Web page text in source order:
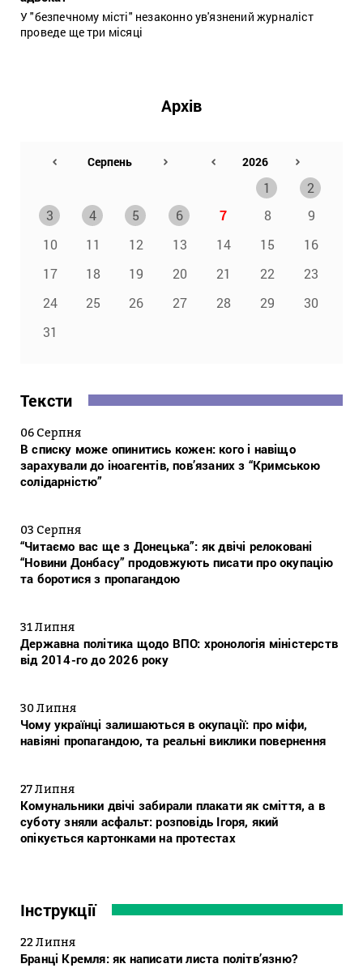
У "безпечному місті" незаконно ув'язнений журналіст
проведе ще три місяці
Архів
1
2
3
4 5 6 7 8
9
10
11 12 13 14 15
16
17
18 19 20 21 22
23
24
25 26 27 28 29
30
31
Тексти
06 Серпня
В списку може опинитись кожен: кого і навіщо
зарахували до іноагентів, пов’язаних з “Кримською
солідарністю”
03 Серпня
“Читаємо вас ще з Донецька”: як двічі релоковані
“Новини Донбасу” продовжують писати про окупацію
та боротися з пропагандою
31 Липня
Державна політика щодо ВПО: хронологія міністерств
від 2014-го до 2026 року
30 Липня
Чому українці залишаються в окупації: про міфи,
навіяні пропагандою, та реальні виклики повернення
27 Липня
Комунальники двічі забирали плакати як сміття, а в
суботу зняли асфальт: розповідь Ігоря, який
опікується картонками на протестах
Інструкції
22 Липня
Бранці Кремля: як написати листа політв’язню?